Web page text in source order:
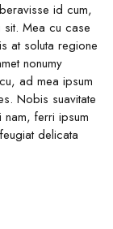
id cum,
Mea cu case
at soluta regione
nonumy
ad mea ipsum
Nobis suavitate
ferri ipsum
delicata